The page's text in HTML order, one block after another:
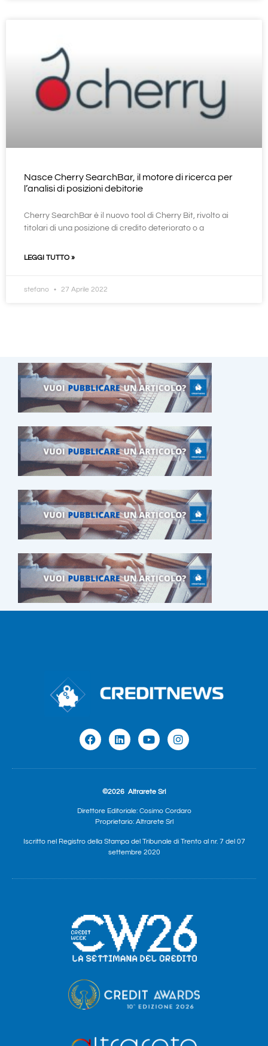
Nasce Cherry SearchBar, il motore di ricerca per
l’analisi di posizioni debitorie
Cherry SearchBar è il nuovo tool di Cherry Bit, rivolto ai
titolari di una posizione di credito deteriorato o a
LEGGI TUTTO »
stefano 27 Aprile 2022
©2026 Altrarete Srl
Direttore Editoriale: Cosimo Cordaro
Proprietario: Altrarete Srl
Iscritto nel Registro della Stampa del Tribunale di Trento al nr. 7 del 07
settembre 2020